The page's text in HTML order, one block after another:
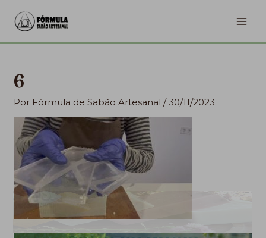
para
o
6
Por Fórmula de Sabão Artesanal/30/11/2023